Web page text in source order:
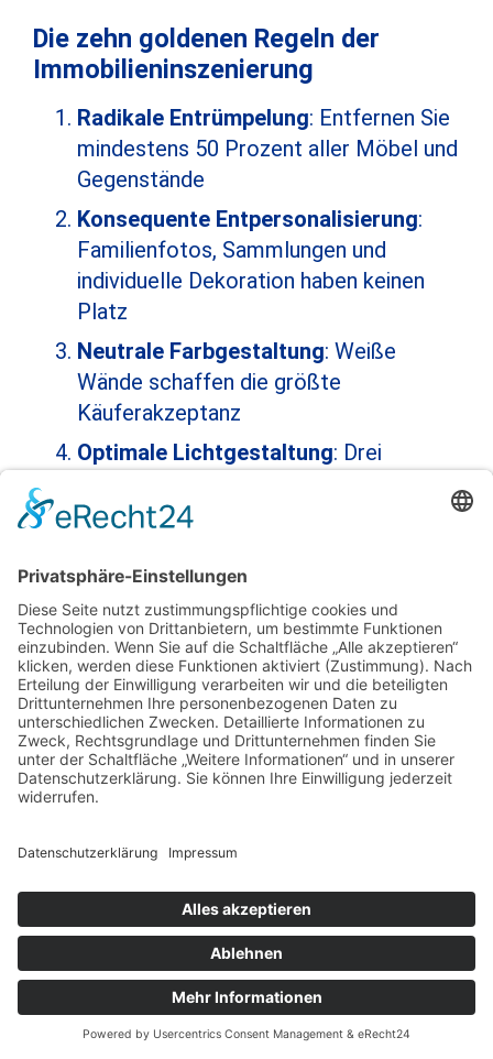
Die zehn goldenen Regeln der
Immobilieninszenierung
Radikale Entrümpelung: Entfernen Sie
mindestens 50 Prozent aller Möbel und
Gegenstände
Konsequente Entpersonalisierung:
Familienfotos, Sammlungen und
individuelle Dekoration haben keinen
Platz
Neutrale Farbgestaltung: Weiße
Wände schaffen die größte
Käuferakzeptanz
Optimale Lichtgestaltung: Drei
Arbeitslicht) mit insgesamt 100 Watt
Professionelle Sauberkeit
Grundreinigung durch Fachfirmen ist
unverzichtbar
Geruchsneutralität: Gründliches Lüften
und Beseitigung aller Geruchsquellen
Vollständige Mängelbeseitigung:
Kleine Reparaturen unbedingt vor
Klare Raumfunktionen
benötigt einen eindeutigen,
nachvollziehbaren Zweck
Gepflegter Eingangsbereich
Eindruck entscheidet – Außenbereich
und Hausflur sind Visitenkarte